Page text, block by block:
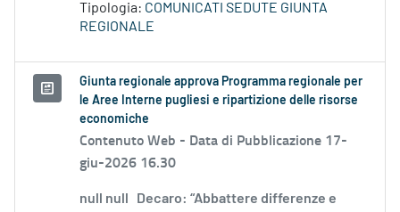
Tipologia: COMUNICATI SEDUTE GIUNTA
REGIONALE
Giunta regionale approva Programma regionale per
le Aree Interne pugliesi e ripartizione delle risorse
economiche
Contenuto Web - Data di Pubblicazione 17-
giu-2026 16.30
null null Decaro: “Abbattere differenze e